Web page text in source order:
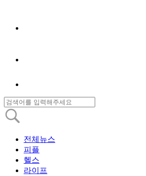
전체뉴스
피플
헬스
라이프